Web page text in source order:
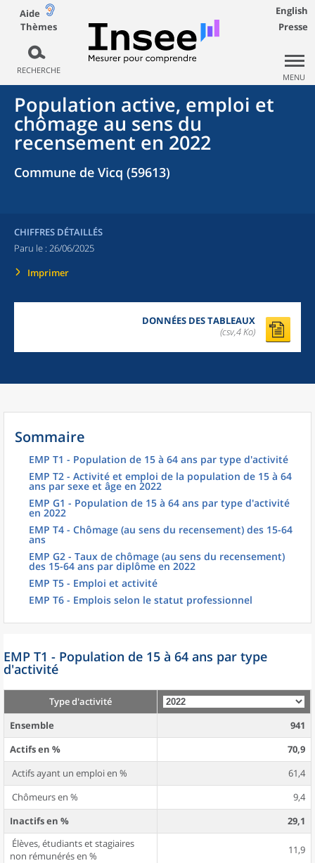
Aide
Thèmes
RECHERCHE
English
Presse
MENU
Population active, emploi et
chômage au sens du
recensement en 2022
Commune de Vicq (59613)
CHIFFRES DÉTAILLÉS
Paru le : 26/06/2025
Imprimer
DONNÉES DES TABLEAUX
(csv,4 Ko)
Sommaire
EMP T1 - Population de 15 à 64 ans par type d'activité
EMP T2 - Activité et emploi de la population de 15 à 64
ans par sexe et âge en 2022
EMP G1 - Population de 15 à 64 ans par type d'activité
en 2022
EMP T4 - Chômage (au sens du recensement) des 15-64
ans
EMP G2 - Taux de chômage (au sens du recensement)
des 15-64 ans par diplôme en 2022
EMP T5 - Emploi et activité
EMP T6 - Emplois selon le statut professionnel
EMP T1 - Population de 15 à 64 ans par type
d'activité
Type d'activité
Ensemble
941
Actifs en %
70,9
Actifs ayant un emploi en %
61,4
Chômeurs en %
9,4
Inactifs en %
29,1
Élèves, étudiants et stagiaires
non rémunérés en %
11,9